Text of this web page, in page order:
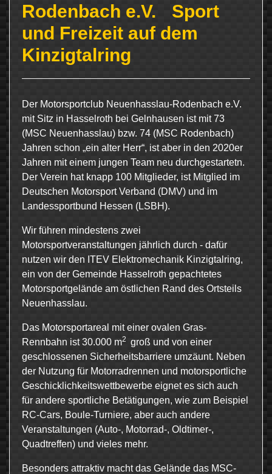
Rodenbach e.V. Sport
und Freizeit auf dem
Kinzigtalring
Der Motorsportclub Neuenhasslau-Rodenbach e.V.
mit Sitz in Hasselroth bei Gelnhausen ist mit 73
(MSC Neuenhasslau) bzw. 74 (MSC Rodenbach)
Jahren schon „ein alter Herr“, ist aber in den 2020er
Jahren mit einem jungen Team neu durchgestartetn.
Der Verein hat knapp 100 Mitglieder, ist Mitglied im
Deutschen Motorsport Verband (DMV) und im
Landessportbund Hessen (LSBH).
Wir führen mindestens zwei
Motorsportveranstaltungen jährlich durch - dafür
nutzen wir den ITEV Elektromechanik Kinzigtalring,
ein von der Gemeinde Hasselroth gepachtetes
Motorsportgelände am östlichen Rand des Ortsteils
Neuenhasslau.
Das Motorsportareal mit einer ovalen Gras-
Rennbahn ist 30.000 m2 groß und von einer
geschlossenen Sicherheitsbarriere umzäunt. Neben
der Nutzung für Motorradrennen und motorsportliche
Geschicklichkeitswettbewerbe eignet es sich auch
für andere sportliche Betätigungen, wie zum Beispiel
RC-Cars, Boule-Turniere, aber auch andere
Veranstaltungen (Auto-, Motorrad-, Oldtimer-,
Quadtreffen) und vieles mehr.
Besonders attraktiv macht das Gelände das MSC-